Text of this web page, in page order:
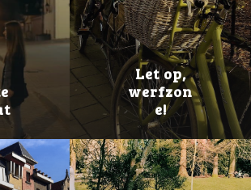
Let op,
werfzon
e!